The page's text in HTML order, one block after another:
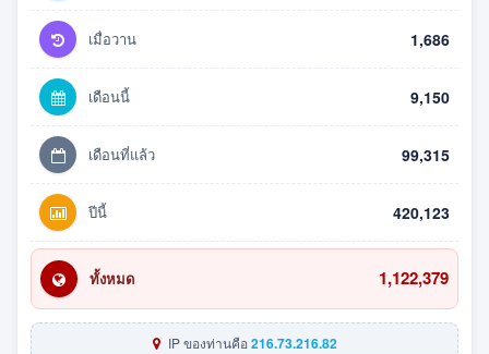
เมื่อวาน 1,686
เดือนนี้ 9,150
เดือนที่แล้ว 99,315
ปีนี้ 420,123
ทั้งหมด 1,122,379
IP ของท่านคือ216.73.216.82